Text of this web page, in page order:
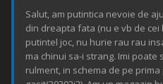
Salut, am putintica nevoie de
din dreapta fata (nu e vb de cei
putintel joc, nu hurie rau rau
ma chinui sa-i strang. Imi poate
rulment, in schema de pe